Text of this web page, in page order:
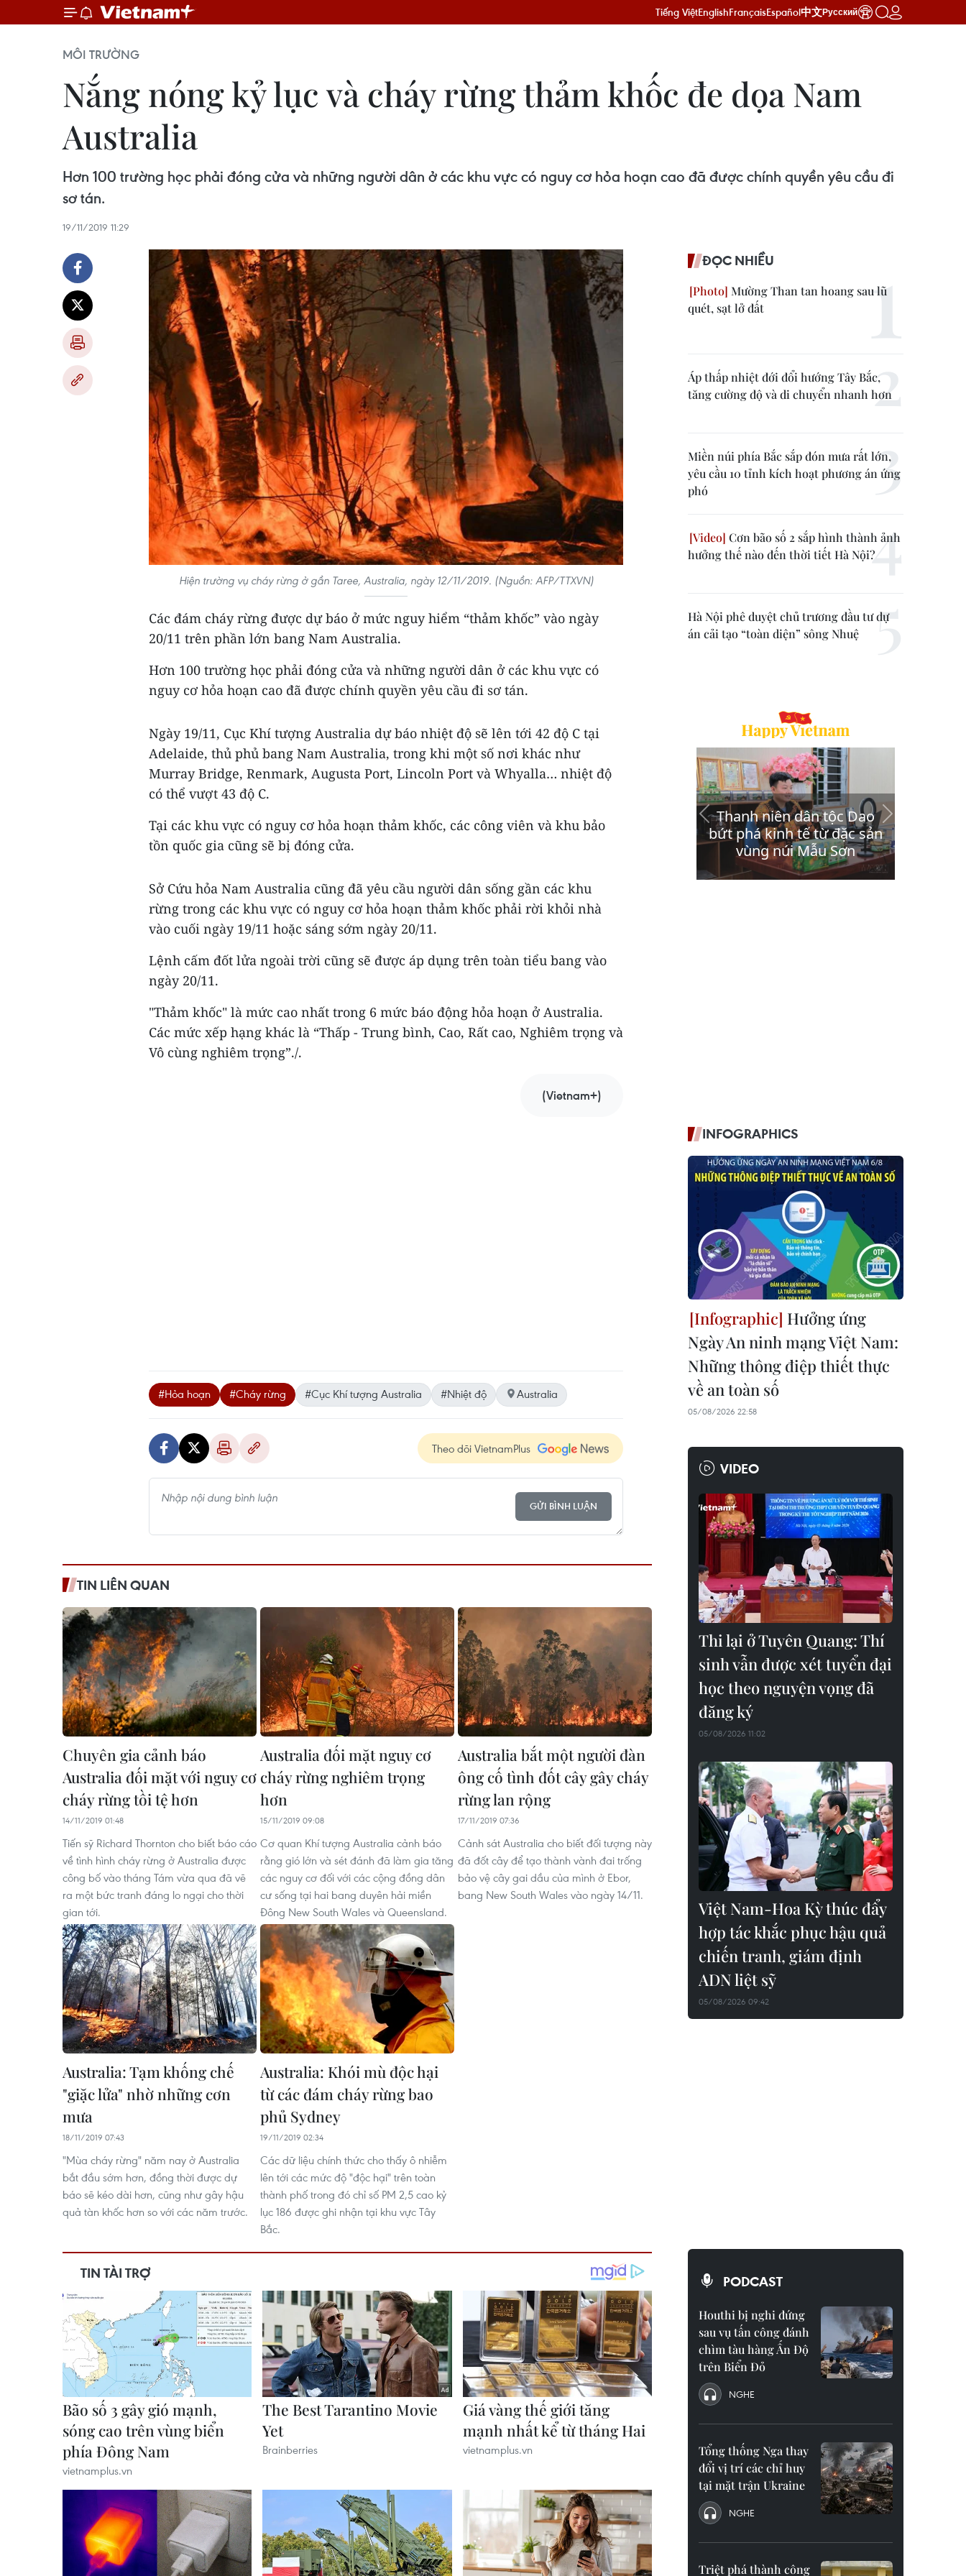
Tiếng ViệtEnglishFrançaisEspañol中文Русский
MÔI TRƯỜNG
Nắng nóng kỷ lục và cháy rừng thảm khốc đe dọa Nam
Australia
Hơn 100 trường học phải đóng cửa và những người dân ở các khu vực có nguy cơ hỏa hoạn cao đã được chính quyền yêu cầu đi
sơ tán.
19/11/2019 11:29
Hiện trường vụ cháy rừng ở gần Taree, Australia, ngày 12/11/2019. (Nguồn: AFP/TTXVN)
Các đám cháy rừng được dự báo ở mức nguy hiểm “thảm khốc” vào ngày
20/11 trên phần lớn bang Nam Australia.
Hơn 100 trường học phải đóng cửa và những người dân ở các khu vực có
nguy cơ hỏa hoạn cao đã được chính quyền yêu cầu đi sơ tán.
Ngày 19/11, Cục Khí tượng Australia dự báo nhiệt độ sẽ lên tới 42 độ C tại
Adelaide, thủ phủ bang Nam Australia, trong khi một số nơi khác như
Murray Bridge, Renmark, Augusta Port, Lincoln Port và Whyalla… nhiệt độ
có thể vượt 43 độ C.
Tại các khu vực có nguy cơ hỏa hoạn thảm khốc, các công viên và khu bảo
tồn quốc gia cũng sẽ bị đóng cửa.
Sở Cứu hỏa Nam Australia cũng đã yêu cầu người dân sống gần các khu
rừng trong các khu vực có nguy cơ hỏa hoạn thảm khốc phải rời khỏi nhà
vào cuối ngày 19/11 hoặc sáng sớm ngày 20/11.
Lệnh cấm đốt lửa ngoài trời cũng sẽ được áp dụng trên toàn tiểu bang vào
ngày 20/11.
"Thảm khốc" là mức cao nhất trong 6 mức báo động hỏa hoạn ở Australia.
Các mức xếp hạng khác là “Thấp - Trung bình, Cao, Rất cao, Nghiêm trọng và
Vô cùng nghiêm trọng”./.
(Vietnam+)
#Hỏa hoạn #Cháy rừng #Cục Khí tượng Australia #Nhiệt độ Australia
Theo dõi VietnamPlus
GỬI BÌNH LUẬN
TIN LIÊN QUAN
Chuyên gia cảnh báo
Australia đối mặt với nguy cơ
cháy rừng tồi tệ hơn
14/11/2019 01:48
Tiến sỹ Richard Thornton cho biết báo cáo
về tình hình cháy rừng ở Australia được
công bố vào tháng Tám vừa qua đã vẽ
ra một bức tranh đáng lo ngại cho thời
gian tới.
Australia đối mặt nguy cơ
cháy rừng nghiêm trọng
hơn
15/11/2019 09:08
Cơ quan Khí tượng Australia cảnh báo
rằng gió lớn và sét đánh đã làm gia tăng
các nguy cơ đối với các cộng đồng dân
cư sống tại hai bang duyên hải miền
Đông New South Wales và Queensland.
Australia bắt một người đàn
ông cố tình đốt cây gây cháy
rừng lan rộng
17/11/2019 07:36
Cảnh sát Australia cho biết đối tượng này
đã đốt cây để tạo thành vành đai trống
bảo vệ cây gai dầu của mình ở Ebor,
bang New South Wales vào ngày 14/11.
Australia: Tạm khống chế
"giặc lửa" nhờ những cơn
mưa
18/11/2019 07:43
"Mùa cháy rừng" năm nay ở Australia
bắt đầu sớm hơn, đồng thời được dự
báo sẽ kéo dài hơn, cũng như gây hậu
quả tàn khốc hơn so với các năm trước.
Australia: Khói mù độc hại
từ các đám cháy rừng bao
phủ Sydney
19/11/2019 02:34
Các dữ liệu chính thức cho thấy ô nhiễm
lên tới các mức độ "độc hại" trên toàn
thành phố trong đó chỉ số PM 2,5 cao kỷ
lục 186 được ghi nhận tại khu vực Tây
Bắc.
ĐỌC NHIỀU
Mường Than tan hoang sau lũ
quét, sạt lở đất
Áp thấp nhiệt đới đổi hướng Tây Bắc,
tăng cường độ và di chuyển nhanh hơn
Miền núi phía Bắc sắp đón mưa rất lớn,
yêu cầu 10 tỉnh kích hoạt phương án ứng
phó
Cơn bão số 2 sắp hình thành ảnh
hưởng thế nào đến thời tiết Hà Nội?
Hà Nội phê duyệt chủ trương đầu tư dự
án cải tạo “toàn diện” sông Nhuệ
INFOGRAPHICS
Hưởng ứng
Ngày An ninh mạng Việt Nam:
Những thông điệp thiết thực
về an toàn số
05/08/2026 22:58
VIDEO
Thi lại ở Tuyên Quang: Thí
sinh vẫn được xét tuyển đại
học theo nguyện vọng đã
đăng ký
05/08/2026 11:02
Việt Nam-Hoa Kỳ thúc đẩy
hợp tác khắc phục hậu quả
chiến tranh, giám định
ADN liệt sỹ
05/08/2026 09:42
PODCAST
Houthi bị nghi đứng
sau vụ tấn công đánh
chìm tàu hàng Ấn Độ
trên Biển Đỏ
NGHE
Tổng thống Nga thay
đổi vị trí các chỉ huy
tại mặt trận Ukraine
NGHE
Triệt phá thành công